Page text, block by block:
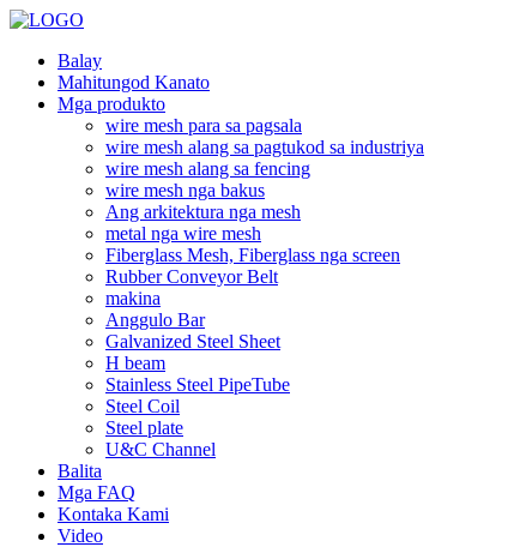
Balay
Mahitungod Kanato
Mga produkto
wire mesh para sa pagsala
wire mesh alang sa pagtukod sa industriya
wire mesh alang sa fencing
wire mesh nga bakus
Ang arkitektura nga mesh
metal nga wire mesh
Fiberglass Mesh, Fiberglass nga screen
Rubber Conveyor Belt
makina
Anggulo Bar
Galvanized Steel Sheet
H beam
Stainless Steel PipeTube
Steel Coil
Steel plate
U&C Channel
Balita
Mga FAQ
Kontaka Kami
Video